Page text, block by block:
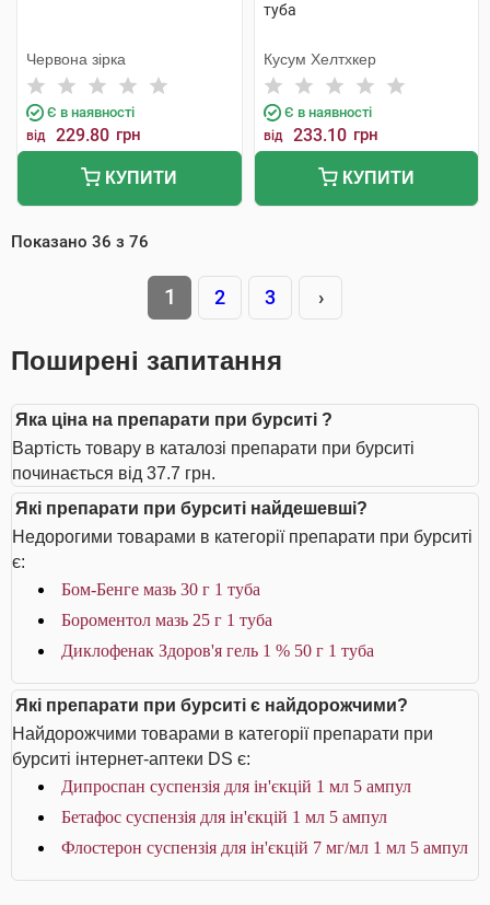
Червона зірка
Є в наявності
від 229.80 грн
КУПИТИ
туба
Кусум Хелтхкер
Є в наявності
від 233.10 грн
КУПИТИ
Показано 36 з 76
1 2 3 ›
Поширені запитання
Яка ціна на препарати при бурситі ?
Вартість товару в каталозі препарати при бурситі
починається від 37.7 грн.
Які препарати при бурситі найдешевші?
Недорогими товарами в категорії препарати при бурситі
є:
Бом-Бенге мазь 30 г 1 туба
Бороментол мазь 25 г 1 туба
Диклофенак Здоров'я гель 1 % 50 г 1 туба
Які препарати при бурситі є найдорожчими?
Найдорожчими товарами в категорії препарати при
бурситі інтернет-аптеки DS є:
Дипроспан суспензія для ін'єкцій 1 мл 5 ампул
Бетафос суспензія для ін'єкцій 1 мл 5 ампул
Флостерон суспензія для ін'єкцій 7 мг/мл 1 мл 5 ампул